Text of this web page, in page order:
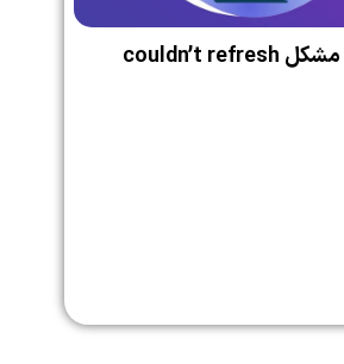
۶ راهکار طلایی برای رفع مشکل couldn’t refresh